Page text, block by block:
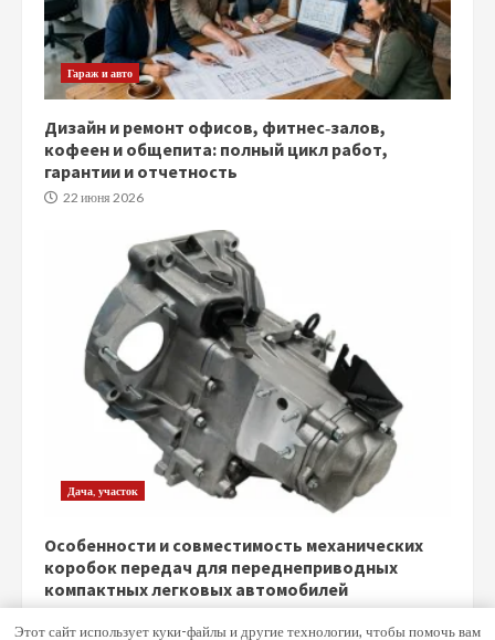
Гараж и авто
Дизайн и ремонт офисов, фитнес‑залов,
кофеен и общепита: полный цикл работ,
гарантии и отчетность
22 июня 2026
Дача, участок
Особенности и совместимость механических
коробок передач для переднеприводных
компактных легковых автомобилей
Этот сайт использует куки-файлы и другие технологии, чтобы помочь вам